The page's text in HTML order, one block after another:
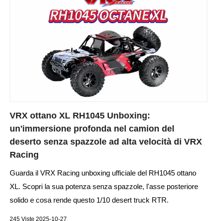
VRX ottano XL RH1045 Unboxing:
un'immersione profonda nel camion del
deserto senza spazzole ad alta velocità di VRX
Racing
Guarda il VRX Racing unboxing ufficiale del RH1045 ottano
XL. Scopri la sua potenza senza spazzole, l'asse posteriore
solido e cosa rende questo 1/10 desert truck RTR.
245 Viste 2025-10-27